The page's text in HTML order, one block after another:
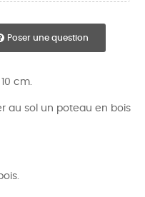
Poser une question
cm.
au sol un poteau en bois